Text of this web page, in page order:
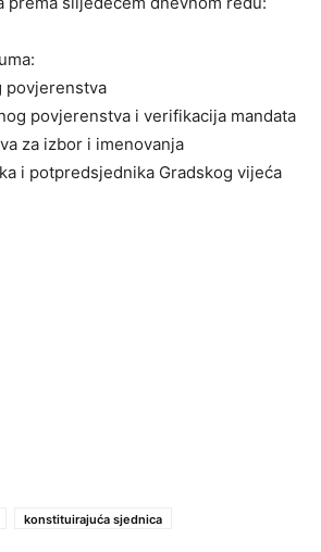
povjerenstva
povjerenstva i verifikacija mandata
za izbor i imenovanja
i potpredsjednika Gradskog vijeća
konstituirajuća sjednica